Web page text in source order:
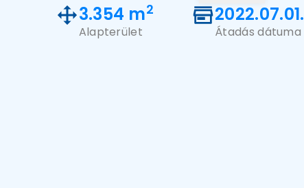
3.354 m2
Alapterület
2022.07.01.
Átadás dátuma